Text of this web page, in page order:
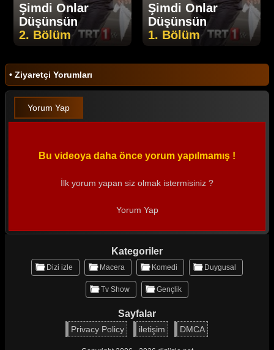
Şimdi Onlar
Düşünsün
2. Bölüm
Şimdi Onlar
Düşünsün
1. Bölüm
• Ziyaretçi Yorumları
Yorum Yap
Bu videoya daha önce yorum yapılmamış !
İlk yorum yapan siz olmak istermisiniz ?
Yorum Yap
Kategoriler
Dizi izle Macera Komedi Duygusal
Tv Show Gençlik
Sayfalar
Privacy Policy iletişim DMCA